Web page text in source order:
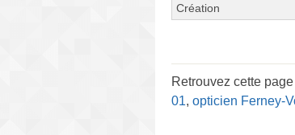
Création
Retrouvez cette
01, opticien Ferney-